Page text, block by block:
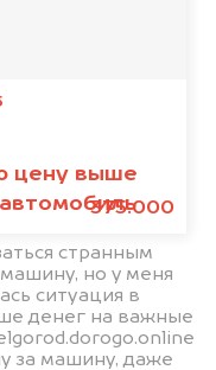
375.000
цену выше
странным
но у меня
ситуация в
денег на важные
за машину, даже